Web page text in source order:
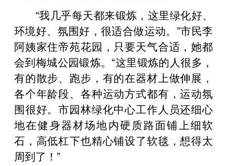
“我几乎每天都来锻炼，这里绿化好、
环境好、氛围好，很适合做运动。”市民李
阿姨家住帝苑花园，只要天气合适，她都
会到梅城公园锻炼。“这里锻炼的人很多，
有的散步、跑步，有的在器材上做伸展，
各个年龄段、各种运动方式都有，运动氛
围很好。市园林绿化中心工作人员还细心
地在健身器材场地内硬质路面铺上细软
石，高低杠下也精心铺设了软毯，想得太
周到了！”